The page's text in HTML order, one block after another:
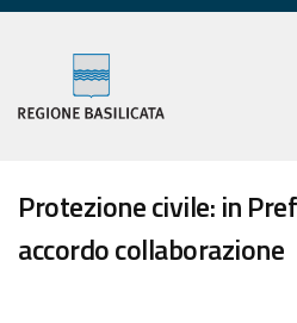
Protezione civile: in
accordo collaborazione